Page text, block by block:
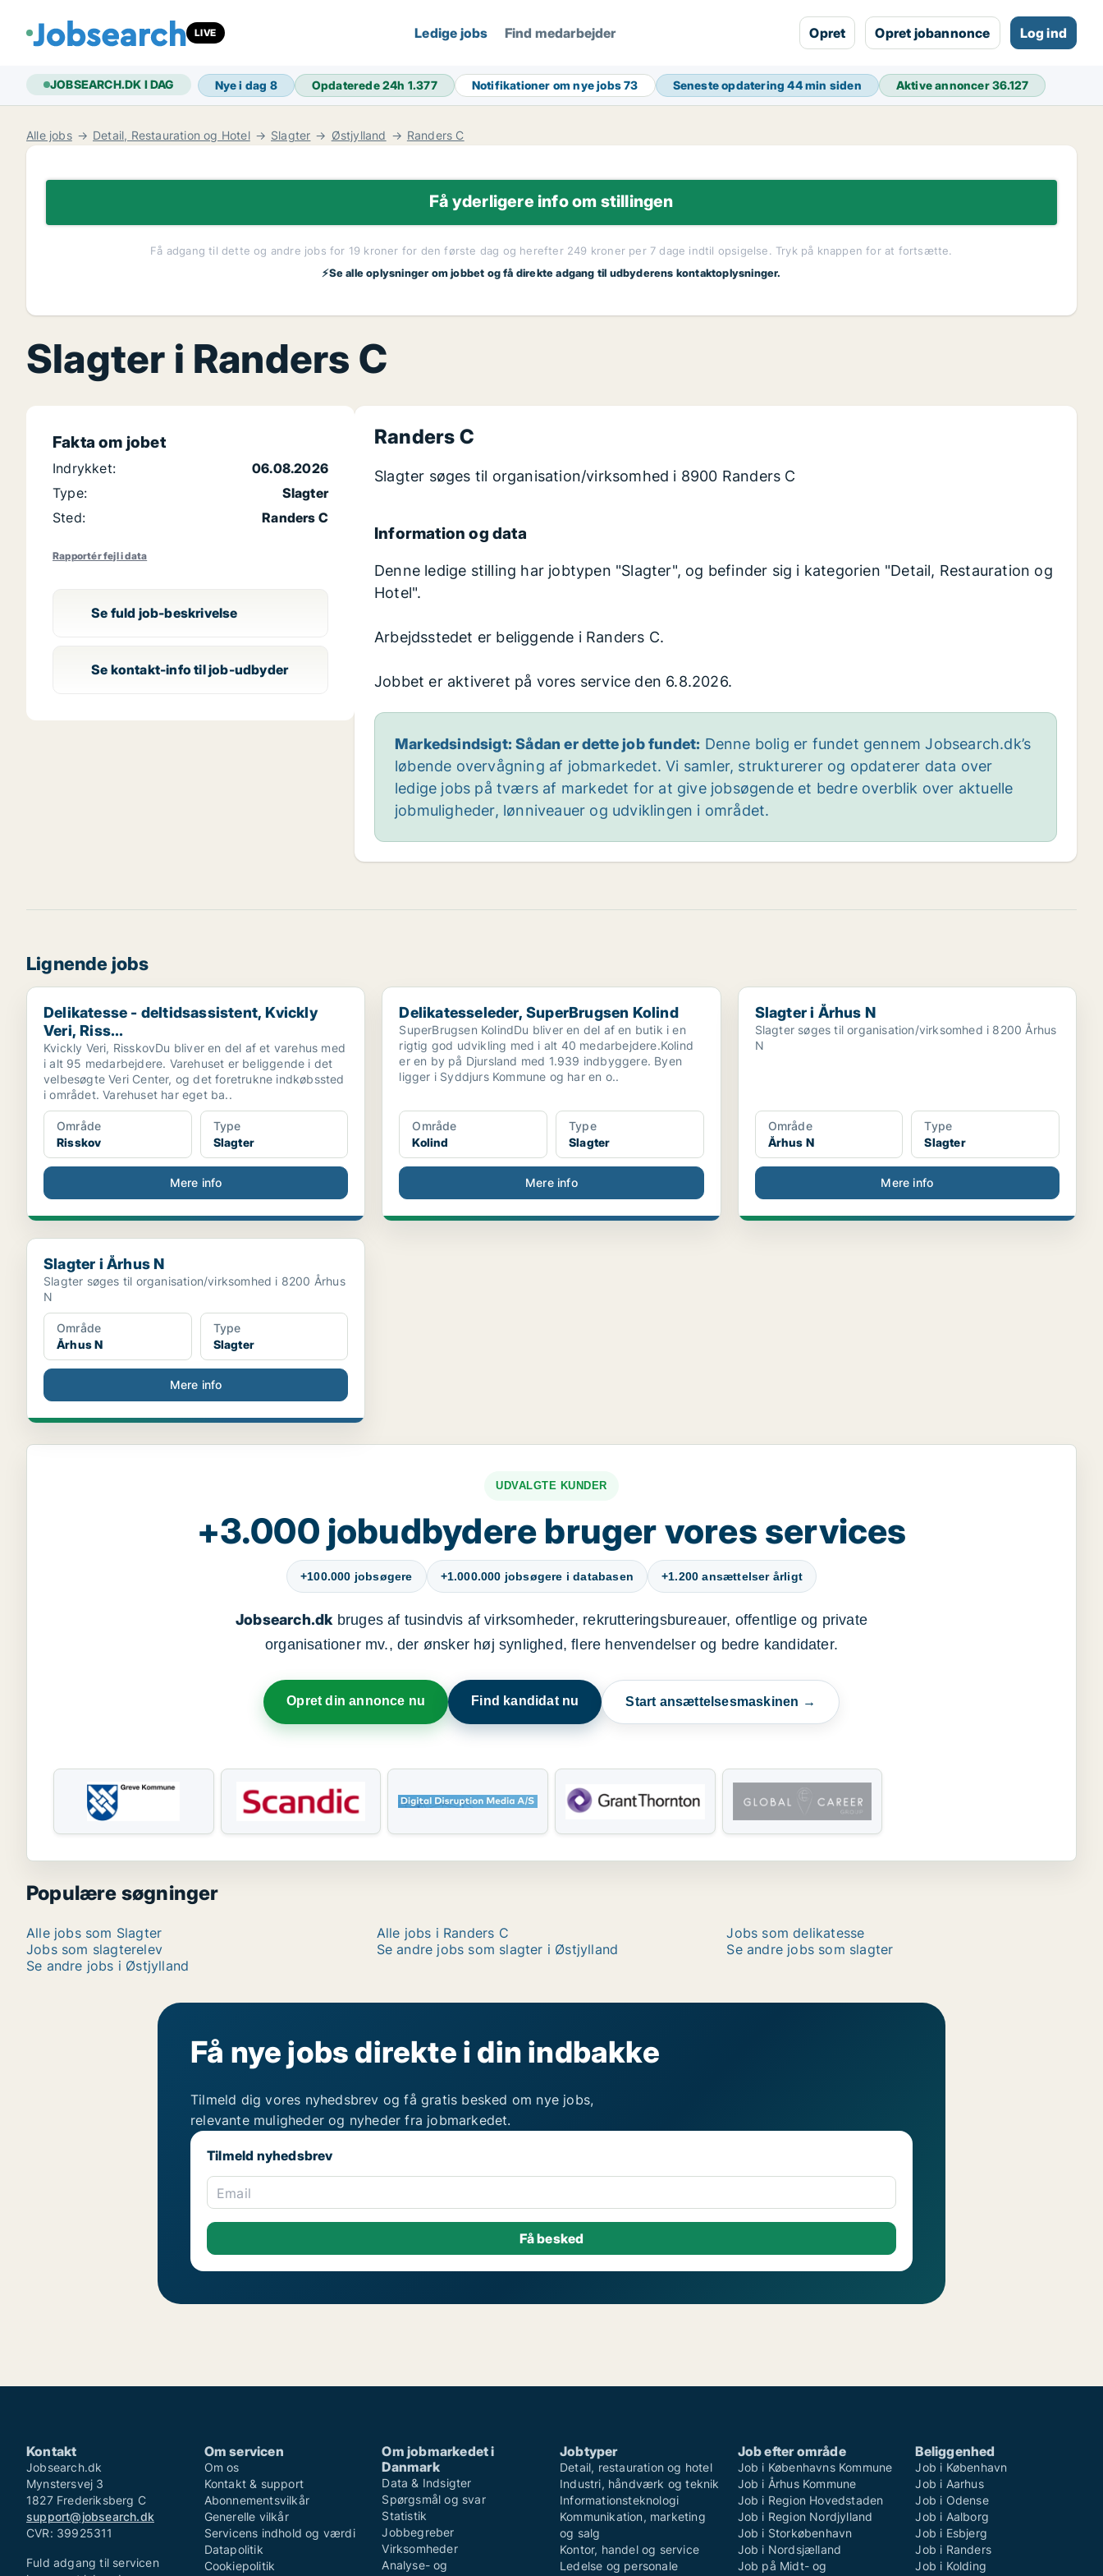
LIVE Ledige jobs Find medarbejder Opret Opret jobannonce Log ind
JOBSEARCH.DK I DAG Nye i dag 8 Opdaterede 24h 1.377 Notifikationer om nye jobs73 Seneste opdatering44 min siden Aktive annoncer36.127
Alle jobs Detail, Restauration og Hotel Slagter Østjylland Randers C
Få yderligere info om stillingen
Få adgang til dette og andre jobs for 19 kroner for den første dag og herefter 249 kroner per 7 dage indtil opsigelse. Tryk på knappen for at fortsætte.
⚡Se alle oplysninger om jobbet og få direkte adgang til udbyderens kontaktoplysninger.
Slagter i Randers C
Randers C
Slagter søges til organisation/virksomhed i 8900 Randers C
Information og data
Denne ledige stilling har jobtypen "Slagter", og befinder sig i kategorien "Detail, Restauration og
Hotel".
Arbejdsstedet er beliggende i Randers C.
Jobbet er aktiveret på vores service den 6.8.2026.
Markedsindsigt: Sådan er dette job fundet: Denne bolig er fundet gennem Jobsearch.dk’s
løbende overvågning af jobmarkedet. Vi samler, strukturerer og opdaterer data over
ledige jobs på tværs af markedet for at give jobsøgende et bedre overblik over aktuelle
jobmuligheder, lønniveauer og udviklingen i området.
Fakta om jobet
Indrykket:
06.08.2026
Type:
Slagter
Sted:
Randers C
Rapportér fejl i data
Se fuld job-beskrivelse
Se kontakt-info til job-udbyder
Lignende jobs
Delikatesse - deltidsassistent, Kvickly Veri, Riss...
Delikatesse - deltidsassistent, Kvickly
Veri, Riss...
Kvickly Veri, RisskovDu bliver en del af et varehus med
i alt 95 medarbejdere. Varehuset er beliggende i det
velbesøgte Veri Center, og det foretrukne indkøbssted
i området. Varehuset har eget ba..
Område
Risskov
Type
Slagter
Mere info
Delikatesseleder, SuperBrugsen Kolind
Delikatesseleder, SuperBrugsen Kolind
SuperBrugsen KolindDu bliver en del af en butik i en
rigtig god udvikling med i alt 40 medarbejdere.Kolind
er en by på Djursland med 1.939 indbyggere. Byen
ligger i Syddjurs Kommune og har en o..
Område
Kolind
Type
Slagter
Mere info
Slagter i Århus N
Slagter i Århus N
Slagter søges til organisation/virksomhed i 8200 Århus
N
Område
Århus N
Type
Slagter
Mere info
Slagter i Århus N
Slagter i Århus N
Slagter søges til organisation/virksomhed i 8200 Århus
N
Område
Århus N
Type
Slagter
Mere info
UDVALGTE KUNDER
+3.000 jobudbydere bruger vores services
+100.000 jobsøgere +1.000.000 jobsøgere i databasen +1.200 ansættelser årligt
Jobsearch.dkbruges af tusindvis af virksomheder, rekrutteringsbureauer, offentlige og private
organisationer mv., der ønsker høj synlighed, flere henvendelser og bedre kandidater.
Opret din annonce nu Find kandidat nu Start ansættelsesmaskinen →
Populære søgninger
Alle jobs som Slagter Alle jobs i Randers C
Jobs som delikatesse
Jobs som slagterelev
Se andre jobs som slagter i Østjylland
Se andre jobs som slagter
Se andre jobs i Østjylland
Få nye jobs direkte i din indbakke
Tilmeld dig vores nyhedsbrev og få gratis besked om nye jobs,
relevante muligheder og nyheder fra jobmarkedet.
Tilmeld nyhedsbrev
Email
Kontakt
Jobsearch.dk
Mynstersvej 3
1827 Frederiksberg C
support@jobsearch.dk
CVR: 39925311
Fuld adgang til servicen
Om servicen
Om os
Kontakt & support
Abonnementsvilkår
Generelle vilkår
Servicens indhold og værdi
Datapolitik
Cookiepolitik
Om jobmarkedet i
Danmark
Data & Indsigter
Spørgsmål og svar
Statistik
Jobbegreber
Virksomheder
Analyse- og
Jobtyper
Detail, restauration og hotel
Industri, håndværk og teknik
Informationsteknologi
Kommunikation, marketing
og salg
Kontor, handel og service
Ledelse og personale
Job efter område
Job i Københavns Kommune
Job i Århus Kommune
Job i Region Hovedstaden
Job i Region Nordjylland
Job i Storkøbenhavn
Job i Nordsjælland
Job på Midt- og
Beliggenhed
Job i København
Job i Aarhus
Job i Odense
Job i Aalborg
Job i Esbjerg
Job i Randers
Job i Kolding